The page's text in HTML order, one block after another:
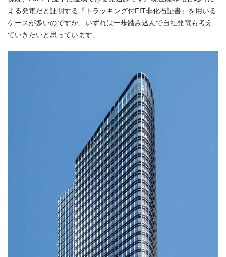
よる発電だと証明する『トラッキング付FIT非化石証書』を用いる
ケースが多いのですが、いずれは一歩踏み込んで自社発電も考え
ていきたいと思っています」